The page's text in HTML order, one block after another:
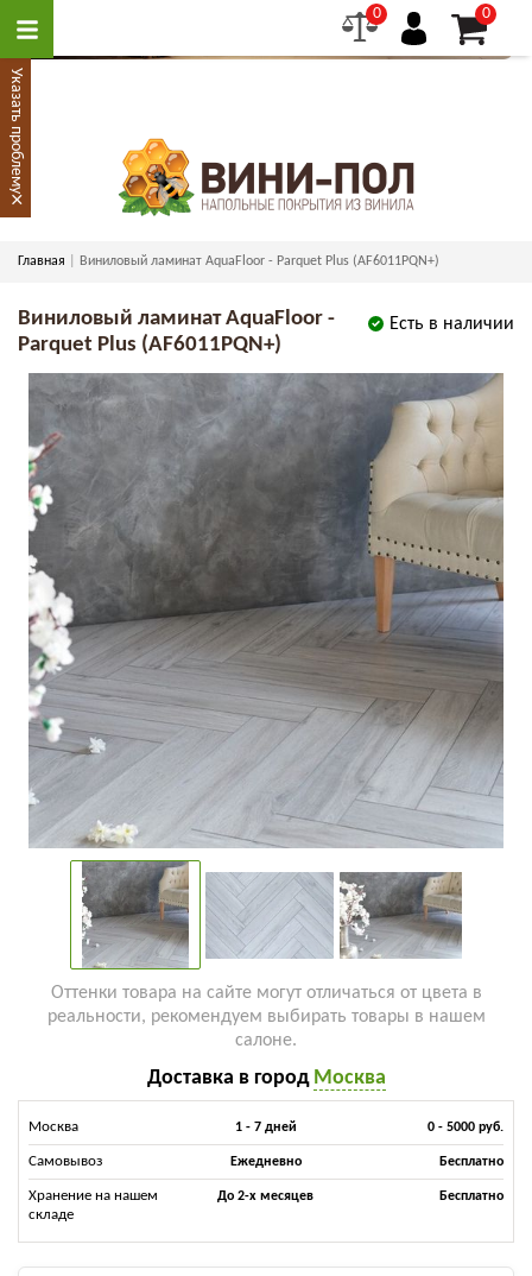
0 0
Главная Виниловый ламинат AquaFloor - Parquet Plus (AF6011PQN+)
Есть в наличии
Виниловый ламинат AquaFloor -
Parquet Plus (AF6011PQN+)
Оттенки товара на сайте могут отличаться от цвета в
реальности, рекомендуем выбирать товары в нашем
салоне.
Доставка в город Москва
Москва 1 - 7 дней 0 - 5000 руб.
Самовывоз Ежедневно Бесплатно
Хранение на нашем
складе
До 2-х месяцев Бесплатно
Указать проблему
×